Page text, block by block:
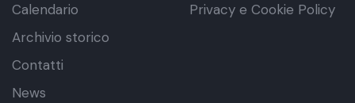
Calendario
Archivio storico
Contatti
News
Privacy e Cookie Policy